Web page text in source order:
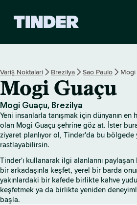
r
n
a
S
a
y
Varış Noktaları Brezilya Sao Paulo
Mogi Guaçu
Mogi Guaçu, Brezilya
Yeni insanlarla tanışmak için dünyanın
olan Mogi Guaçu şehrine göz at. İster
ziyaret planlıyor ol, Tinder'da bu bölgede
rastlayabilirsin.
Tinder'ı kullanarak ilgi alanlarını
bir arkadaşınla keşfet, yerel bir barda
yakınlardaki bir kafede birlikte kahve
keşfetmek ya da birlikte yeniden
başla.